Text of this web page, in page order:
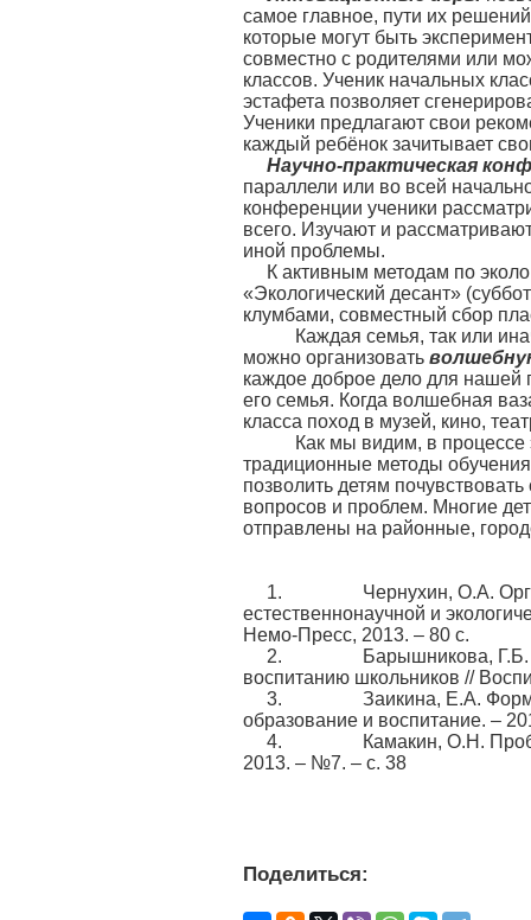
самое главное, пути их
которые могут быть
совместно с родителями или
классов. Ученик начальных
эстафета позволяет
Ученики предлагают свои
каждый ребёнок зачитывает
Научно-практическая
параллели или во всей
конференции ученики
всего. Изучают и
иной проблемы.
К активным методам по
«Экологический десант»
клумбами, совместный сбор
Каждая семья, так или
можно организовать
каждое доброе дело для нашей
его семья. Когда волшебная
класса поход в музей, кино,
Как мы видим, в процессе
традиционные методы
позволить детям
вопросов и проблем. Многие
отправлены на районные,
1. Чернухин, О.А.
естественнонаучной и
Немо-Пресс, 2013. – 80 с.
2. Барышникова, Г.Б.
воспитанию школьников //
3. Заикина, Е.А.
образование и воспитание. –
4. Камакин, О.Н. Проблемы
2013. – №7. – с. 38
Поделиться: